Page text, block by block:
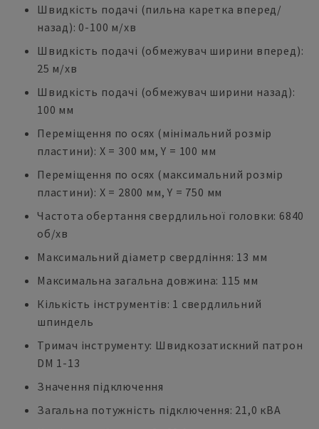
Швидкість подачі (пильна каретка вперед/
назад): 0-100 м/хв
Швидкість подачі (обмежувач ширини вперед):
25 м/хв
Швидкість подачі (обмежувач ширини назад):
100 мм
Переміщення по осях (мінімальний розмір
пластини): X = 300 мм, Y = 100 мм
Переміщення по осях (максимальний розмір
пластини): X = 2800 мм, Y = 750 мм
Частота обертання свердлильної головки: 6840
об/хв
Максимальний діаметр свердління: 13 мм
Максимальна загальна довжина: 115 мм
Кількість інструментів: 1 свердлильний
шпиндель
Тримач інструменту: Швидкозатискний патрон
DM 1-13
Значення підключення
Загальна потужність підключення: 21,0 кВА